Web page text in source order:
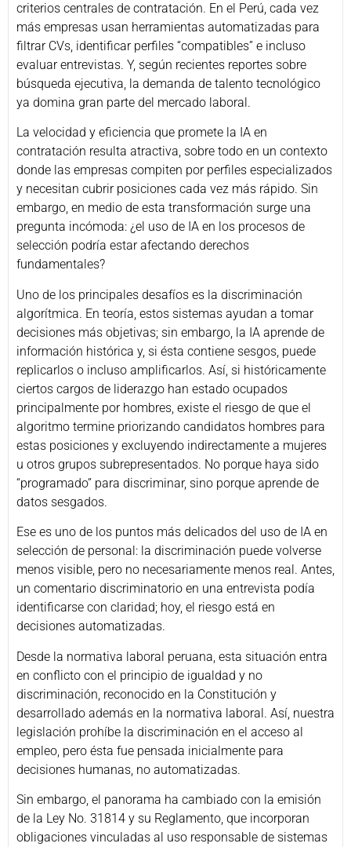
criterios centrales de contratación. En el Perú, cada vez
más empresas usan herramientas automatizadas para
filtrar CVs, identificar perfiles “compatibles” e incluso
evaluar entrevistas. Y, según recientes reportes sobre
búsqueda ejecutiva, la demanda de talento tecnológico
ya domina gran parte del mercado laboral.
La velocidad y eficiencia que promete la IA en
contratación resulta atractiva, sobre todo en un contexto
donde las empresas compiten por perfiles especializados
y necesitan cubrir posiciones cada vez más rápido. Sin
embargo, en medio de esta transformación surge una
pregunta incómoda: ¿el uso de IA en los procesos de
selección podría estar afectando derechos
fundamentales?
Uno de los principales desafíos es la discriminación
algorítmica. En teoría, estos sistemas ayudan a tomar
decisiones más objetivas; sin embargo, la IA aprende de
información histórica y, si ésta contiene sesgos, puede
replicarlos o incluso amplificarlos. Así, si históricamente
ciertos cargos de liderazgo han estado ocupados
principalmente por hombres, existe el riesgo de que el
algoritmo termine priorizando candidatos hombres para
estas posiciones y excluyendo indirectamente a mujeres
u otros grupos subrepresentados. No porque haya sido
“programado” para discriminar, sino porque aprende de
datos sesgados.
Ese es uno de los puntos más delicados del uso de IA en
selección de personal: la discriminación puede volverse
menos visible, pero no necesariamente menos real. Antes,
un comentario discriminatorio en una entrevista podía
identificarse con claridad; hoy, el riesgo está en
decisiones automatizadas.
Desde la normativa laboral peruana, esta situación entra
en conflicto con el principio de igualdad y no
discriminación, reconocido en la Constitución y
desarrollado además en la normativa laboral. Así, nuestra
legislación prohíbe la discriminación en el acceso al
empleo, pero ésta fue pensada inicialmente para
decisiones humanas, no automatizadas.
Sin embargo, el panorama ha cambiado con la emisión
de la Ley No. 31814 y su Reglamento, que incorporan
obligaciones vinculadas al uso responsable de sistemas